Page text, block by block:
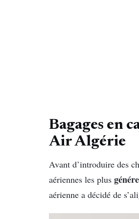
Bagages en
Air Algérie
Avant d’introduire des
aériennes les plus
aérienne a décidé de